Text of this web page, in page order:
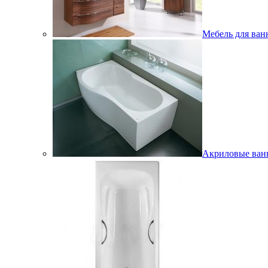
Мебель для
Акриловые